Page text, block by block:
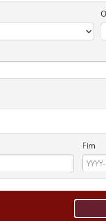
Fim